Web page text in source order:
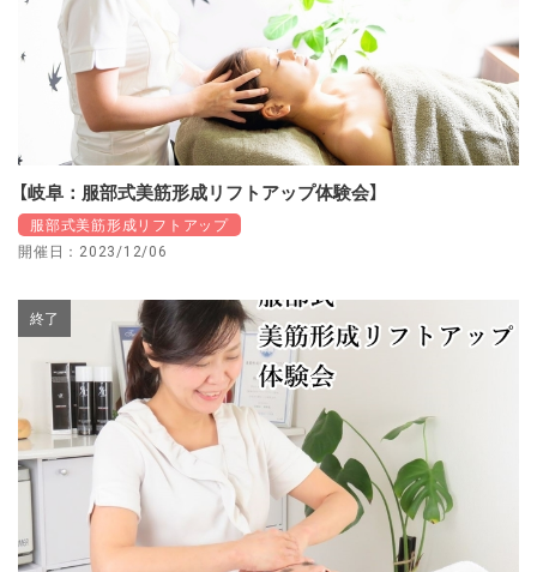
【岐阜：服部式美筋形成リフトアップ体験会】
服部式美筋形成リフトアップ
開催日：2023/12/06
終了